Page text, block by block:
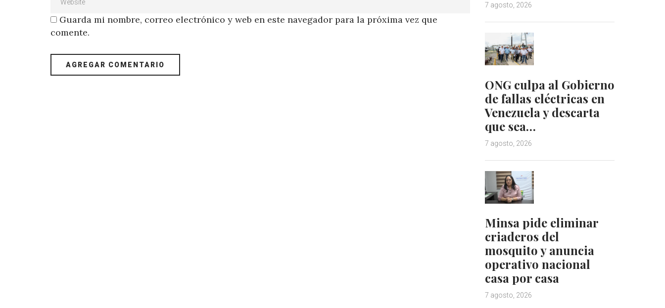
Guarda mi nombre, correo electrónico y web en este navegador para la próxima vez que
comente.
7 agosto, 2026
ONG culpa al Gobierno
de fallas eléctricas en
Venezuela y descarta
que sea…
7 agosto, 2026
Minsa pide eliminar
criaderos del
mosquito y anuncia
operativo nacional
casa por casa
7 agosto, 2026